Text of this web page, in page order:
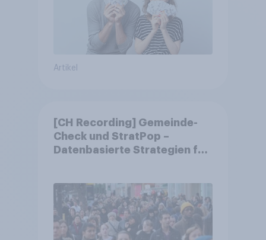
Artikel
[CH Recording] Gemeinde-
Check und StratPop –
Datenbasierte Strategien für